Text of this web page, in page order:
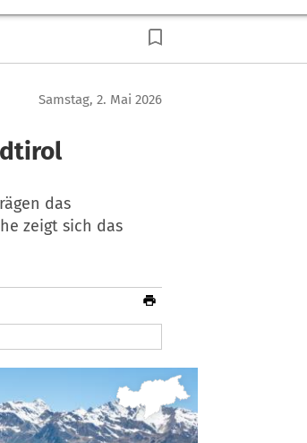
Samstag, 2. Mai 2026
das
zeigt sich das